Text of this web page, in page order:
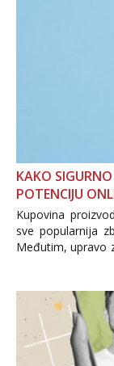
KAKO
POTENCIJU
Kupovina
sve popularnija
Međutim, upravo
i brojni